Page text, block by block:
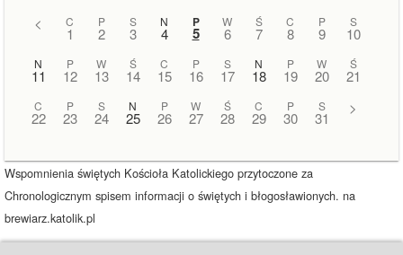
< C
1
P
2
S
3
N
4
P
5
W
6
Ś
7
C
8
P
9
S
10
N
11
P
12
W
13
Ś
14
C
15
P
16
S
17
N
18
P
19
W
20
Ś
21
C
22
P
23
S
24
N
25
P
26
W
27
Ś
28
C
29
P
30
S
31
>
Wspomnienia świętych Kościoła Katolickiego przytoczone za
Chronologicznym spisem informacji o świętych i błogosławionych. na
brewiarz.katolik.pl